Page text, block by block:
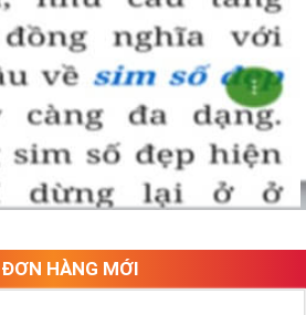
ĐƠN HÀNG MỚI